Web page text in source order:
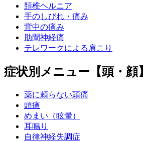
頚椎ヘルニア
手のしびれ・痛み
背中の痛み
肋間神経痛
テレワークによる肩こり
症状別メニュー【頭・顔】
薬に頼らない頭痛
頭痛
めまい（眩暈）
耳鳴り
自律神経失調症